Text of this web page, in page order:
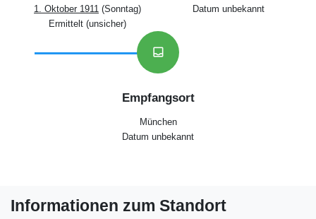
1. Oktober 1911 (Sonntag)
Ermittelt (unsicher)
Datum unbekannt
inbox
Empfangsort
München
Datum unbekannt
Informationen zum Standort